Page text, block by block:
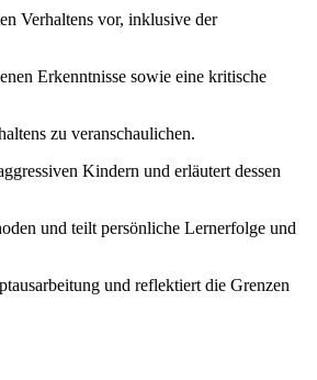
Verhaltens vor, inklusive der
Erkenntnisse sowie eine kritische
zu veranschaulichen.
Kindern und erläutert dessen
und teilt persönliche Lernerfolge und
und reflektiert die Grenzen